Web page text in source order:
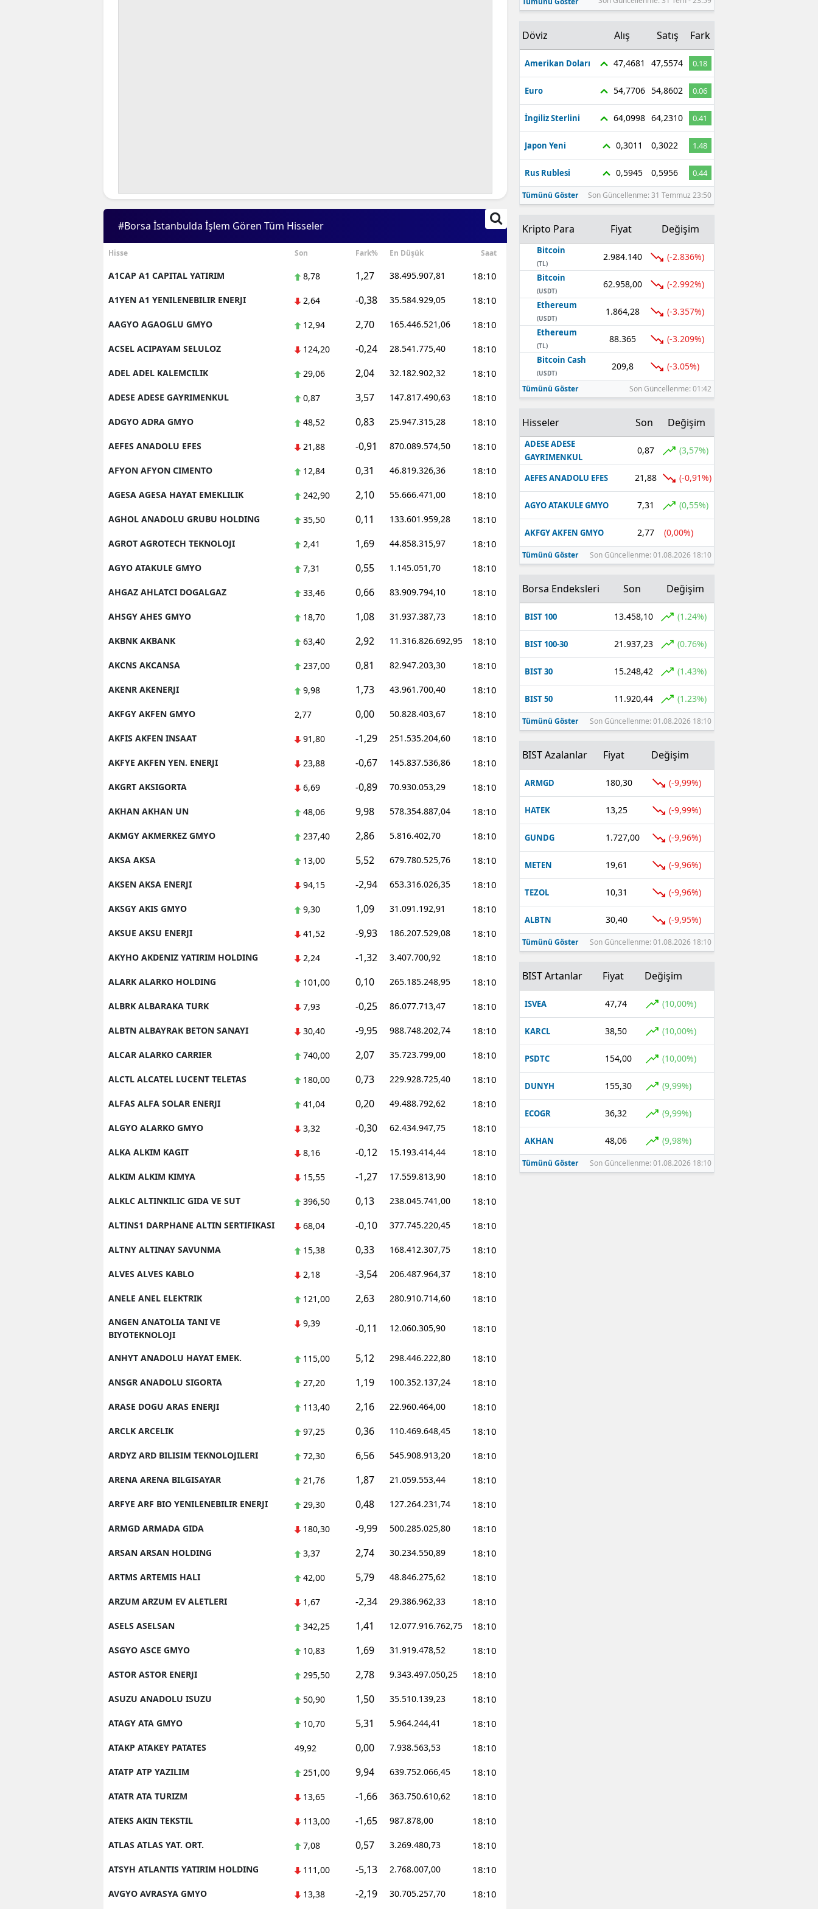
Çorum
Mersin
İstanbul
İzmir
Kars
Kastamonu
Kayseri
Kırklareli
Kırşehir
Kocaeli
Konya
Kütahya
Malatya
Manisa
Kahramanmaraş
Mardin
Muğla
Muş
Nevşehir
Niğde
Ordu
Rize
Sakarya
Van
Yozgat
Zonguldak
Aksaray
Bayburt
Karaman
Kırıkkale
Batman
#Borsa İstanbulda İşlem Gören Tüm Hisseler
Hisse Son Fark% En Düşük Saat
A1CAP A1 CAPITAL YATIRIM 8,78 1,27 38.495.907,81 18:10
A1YEN A1 YENILENEBILIR ENERJI 2,64 -0,38 35.584.929,05 18:10
AAGYO AGAOGLU GMYO 12,94 2,70 165.446.521,06 18:10
ACSEL ACIPAYAM SELULOZ 124,20 -0,24 28.541.775,40 18:10
ADEL ADEL KALEMCILIK 29,06 2,04 32.182.902,32 18:10
ADESE ADESE GAYRIMENKUL 0,87 3,57 147.817.490,63 18:10
ADGYO ADRA GMYO 48,52 0,83 25.947.315,28 18:10
AEFES ANADOLU EFES 21,88 -0,91 870.089.574,50 18:10
AFYON AFYON CIMENTO 12,84 0,31 46.819.326,36 18:10
AGESA AGESA HAYAT EMEKLILIK 242,90 2,10 55.666.471,00 18:10
AGHOL ANADOLU GRUBU HOLDING 35,50 0,11 133.601.959,28 18:10
AGROT AGROTECH TEKNOLOJI 2,41 1,69 44.858.315,97 18:10
AGYO ATAKULE GMYO 7,31 0,55 1.145.051,70 18:10
AHGAZ AHLATCI DOGALGAZ 33,46 0,66 83.909.794,10 18:10
AHSGY AHES GMYO 18,70 1,08 31.937.387,73 18:10
AKBNK AKBANK 63,40 2,92 11.316.826.692,95 18:10
AKCNS AKCANSA 237,00 0,81 82.947.203,30 18:10
AKENR AKENERJI 9,98 1,73 43.961.700,40 18:10
AKFGY AKFEN GMYO 2,77 0,00 50.828.403,67 18:10
AKFIS AKFEN INSAAT 91,80 -1,29 251.535.204,60 18:10
AKFYE AKFEN YEN. ENERJI 23,88 -0,67 145.837.536,86 18:10
AKGRT AKSIGORTA 6,69 -0,89 70.930.053,29 18:10
AKHAN AKHAN UN 48,06 9,98 578.354.887,04 18:10
AKMGY AKMERKEZ GMYO 237,40 2,86 5.816.402,70 18:10
AKSA AKSA 13,00 5,52 679.780.525,76 18:10
AKSEN AKSA ENERJI 94,15 -2,94 653.316.026,35 18:10
AKSGY AKIS GMYO 9,30 1,09 31.091.192,91 18:10
AKSUE AKSU ENERJI 41,52 -9,93 186.207.529,08 18:10
AKYHO AKDENIZ YATIRIM HOLDING 2,24 -1,32 3.407.700,92 18:10
ALARK ALARKO HOLDING 101,00 0,10 265.185.248,95 18:10
ALBRK ALBARAKA TURK 7,93 -0,25 86.077.713,47 18:10
ALBTN ALBAYRAK BETON SANAYI 30,40 -9,95 988.748.202,74 18:10
ALCAR ALARKO CARRIER 740,00 2,07 35.723.799,00 18:10
ALCTL ALCATEL LUCENT TELETAS 180,00 0,73 229.928.725,40 18:10
ALFAS ALFA SOLAR ENERJI 41,04 0,20 49.488.792,62 18:10
ALGYO ALARKO GMYO 3,32 -0,30 62.434.947,75 18:10
ALKA ALKIM KAGIT 8,16 -0,12 15.193.414,44 18:10
ALKIM ALKIM KIMYA 15,55 -1,27 17.559.813,90 18:10
ALKLC ALTINKILIC GIDA VE SUT 396,50 0,13 238.045.741,00 18:10
ALTINS1 DARPHANE ALTIN SERTIFIKASI 68,04 -0,10 377.745.220,45 18:10
ALTNY ALTINAY SAVUNMA 15,38 0,33 168.412.307,75 18:10
ALVES ALVES KABLO 2,18 -3,54 206.487.964,37 18:10
ANELE ANEL ELEKTRIK 121,00 2,63 280.910.714,60 18:10
ANGEN ANATOLIA TANI VE
BIYOTEKNOLOJI
9,39 -0,11 12.060.305,90 18:10
ANHYT ANADOLU HAYAT EMEK. 115,00 5,12 298.446.222,80 18:10
ANSGR ANADOLU SIGORTA 27,20 1,19 100.352.137,24 18:10
ARASE DOGU ARAS ENERJI 113,40 2,16 22.960.464,00 18:10
ARCLK ARCELIK 97,25 0,36 110.469.648,45 18:10
ARDYZ ARD BILISIM TEKNOLOJILERI 72,30 6,56 545.908.913,20 18:10
ARENA ARENA BILGISAYAR 21,76 1,87 21.059.553,44 18:10
ARFYE ARF BIO YENILENEBILIR ENERJI 29,30 0,48 127.264.231,74 18:10
ARMGD ARMADA GIDA 180,30 -9,99 500.285.025,80 18:10
ARSAN ARSAN HOLDING 3,37 2,74 30.234.550,89 18:10
ARTMS ARTEMIS HALI 42,00 5,79 48.846.275,62 18:10
ARZUM ARZUM EV ALETLERI 1,67 -2,34 29.386.962,33 18:10
ASELS ASELSAN 342,25 1,41 12.077.916.762,75 18:10
ASGYO ASCE GMYO 10,83 1,69 31.919.478,52 18:10
ASTOR ASTOR ENERJI 295,50 2,78 9.343.497.050,25 18:10
ASUZU ANADOLU ISUZU 50,90 1,50 35.510.139,23 18:10
ATAGY ATA GMYO 10,70 5,31 5.964.244,41 18:10
ATAKP ATAKEY PATATES 49,92 0,00 7.938.563,53 18:10
ATATP ATP YAZILIM 251,00 9,94 639.752.066,45 18:10
ATATR ATA TURIZM 13,65 -1,66 363.750.610,62 18:10
ATEKS AKIN TEKSTIL 113,00 -1,65 987.878,00 18:10
ATLAS ATLAS YAT. ORT. 7,08 0,57 3.269.480,73 18:10
ATSYH ATLANTIS YATIRIM HOLDING 111,00 -5,13 2.768.007,00 18:10
AVGYO AVRASYA GMYO 13,38 -2,19 30.705.257,70 18:10
Döviz Alış Satış Fark
Amerikan Doları 47,4681 47,5574 0.18
Euro 54,7706 54,8602 0.06
İngiliz Sterlini 64,0998 64,2310 0.41
Japon Yeni 0,3011 0,3022 1.48
Rus Rublesi 0,5945 0,5956 0.44
Tümünü Göster Son Güncellenme: 31 Temmuz 23:50
Kripto Para Fiyat Değişim
Bitcoin
(TL)
2.984.140 (-2.836%)
Bitcoin
(USDT)
62.958,00 (-2.992%)
Ethereum
(USDT)
1.864,28 (-3.357%)
Ethereum
(TL)
88.365 (-3.209%)
Bitcoin Cash
(USDT)
209,8 (-3.05%)
Tümünü Göster Son Güncellenme: 01:42
Hisseler Son Değişim
ADESE ADESE
GAYRIMENKUL
0,87 (3,57%)
AEFES ANADOLU EFES 21,88 (-0,91%)
AGYO ATAKULE GMYO 7,31 (0,55%)
AKFGY AKFEN GMYO 2,77 (0,00%)
Tümünü Göster Son Güncellenme: 01.08.2026 18:10
Borsa Endeksleri Son Değişim
BIST 100 13.458,10 (1.24%)
BIST 100-30 21.937,23 (0.76%)
BIST 30 15.248,42 (1.43%)
BIST 50 11.920,44 (1.23%)
Tümünü Göster Son Güncellenme: 01.08.2026 18:10
BIST Azalanlar Fiyat Değişim
ARMGD 180,30 (-9,99%)
HATEK 13,25 (-9,99%)
GUNDG 1.727,00 (-9,96%)
METEN 19,61 (-9,96%)
TEZOL 10,31 (-9,96%)
ALBTN 30,40 (-9,95%)
Tümünü Göster Son Güncellenme: 01.08.2026 18:10
BIST Artanlar Fiyat Değişim
ISVEA 47,74 (10,00%)
KARCL 38,50 (10,00%)
PSDTC 154,00 (10,00%)
DUNYH 155,30 (9,99%)
ECOGR 36,32 (9,99%)
AKHAN 48,06 (9,98%)
Tümünü Göster Son Güncellenme: 01.08.2026 18:10